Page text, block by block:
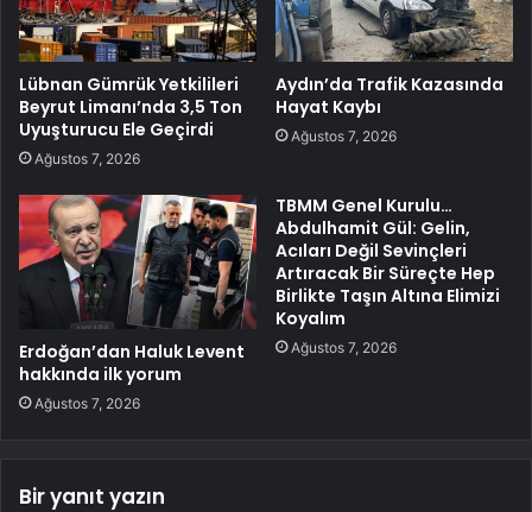
Lübnan Gümrük Yetkilileri
Beyrut Limanı’nda 3,5 Ton
Uyuşturucu Ele Geçirdi
Ağustos 7, 2026
Aydın’da Trafik Kazasında
Hayat Kaybı
Ağustos 7, 2026
Erdoğan’dan Haluk Levent
hakkında ilk yorum
Ağustos 7, 2026
TBMM Genel Kurulu…
Abdulhamit Gül: Gelin,
Acıları Değil Sevinçleri
Artıracak Bir Süreçte Hep
Birlikte Taşın Altına Elimizi
Koyalım
Ağustos 7, 2026
Bir yanıt yazın